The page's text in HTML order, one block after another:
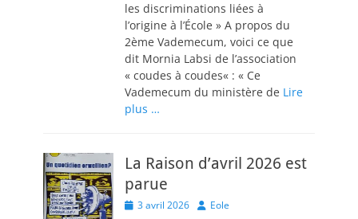
les discriminations liées à
l’origine à l’École » A propos du
2ème Vademecum, voici ce que
dit Mornia Labsi de l’association
« coudes à coudes« : « Ce
Vademecum du ministère de Lire
plus …
La Raison d’avril 2026 est
parue
Posted
3 avril 2026 Author
Eole